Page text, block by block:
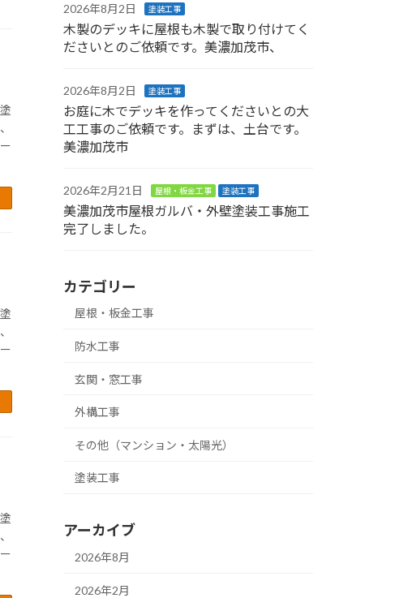
2026年8月2日 塗装工事
木製のデッキに屋根も木製で取り付けてく
ださいとのご依頼です。美濃加茂市、
2026年8月2日 塗装工事
お庭に木でデッキを作ってくださいとの大
工工事のご依頼です。まずは、土台です。
美濃加茂市
2026年2月21日 屋根・板金工事 塗装工事
美濃加茂市屋根ガルバ・外壁塗装工事施工
完了しました。
カテゴリー
屋根・板金工事
防水工事
玄関・窓工事
外構工事
その他（マンション・太陽光）
塗装工事
アーカイブ
2026年8月
2026年2月